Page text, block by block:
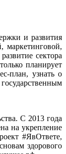
и развития
маркетинговой,
сектора
планирует
план, узнать о
С 2013 года
на укрепление
#ЯвОтвете,
здорового